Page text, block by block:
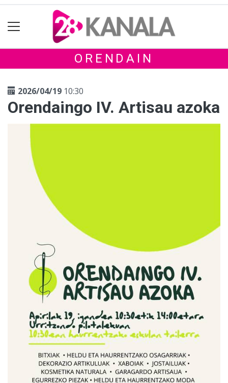
ORENDAIN
2026/04/19 10:30
Orendaingo IV. Artisau azoka